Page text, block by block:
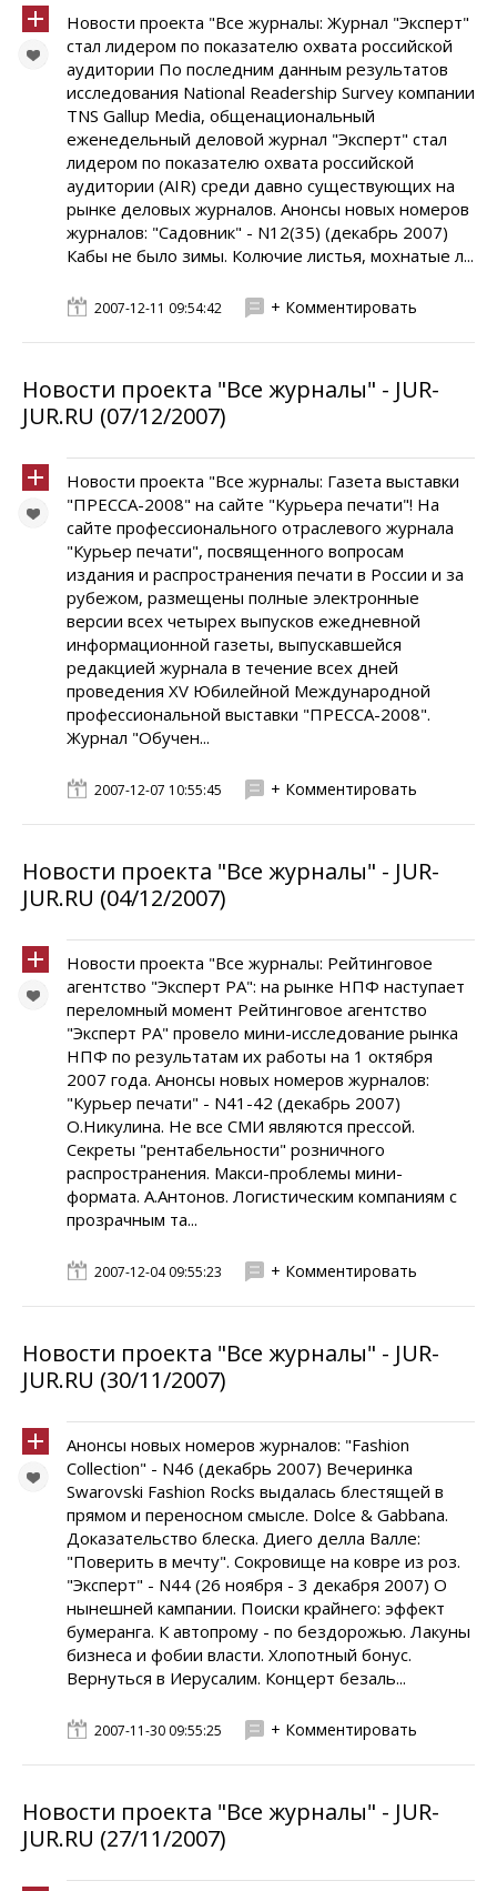
Новости проекта "Все журналы: Журнал "Эксперт"
стал лидером по показателю охвата российской
аудитории По последним данным результатов
исследования National Readership Survey компании
TNS Gallup Media, общенациональный
еженедельный деловой журнал "Эксперт" стал
лидером по показателю охвата российской
аудитории (AIR) среди давно существующих на
рынке деловых журналов. Анонсы новых номеров
журналов: "Садовник" - N12(35) (декабрь 2007)
Кабы не было зимы. Колючие листья, мохнатые л...
2007-12-11 09:54:42 + Комментировать
Новости проекта "Все журналы" - JUR-
JUR.RU (07/12/2007)
Новости проекта "Все журналы: Газета выставки
"ПРЕССА-2008" на сайте "Курьера печати"! На
сайте профессионального отраслевого журнала
"Курьер печати", посвященного вопросам
издания и распространения печати в России и за
рубежом, размещены полные электронные
версии всех четырех выпусков ежедневной
информационной газеты, выпускавшейся
редакцией журнала в течение всех дней
проведения XV Юбилейной Международной
профессиональной выставки "ПРЕССА-2008".
Журнал "Обучен...
2007-12-07 10:55:45 + Комментировать
Новости проекта "Все журналы" - JUR-
JUR.RU (04/12/2007)
Новости проекта "Все журналы: Рейтинговое
агентство "Эксперт РА": на рынке НПФ наступает
переломный момент Рейтинговое агентство
"Эксперт РА" провело мини-исследование рынка
НПФ по результатам их работы на 1 октября
2007 года. Анонсы новых номеров журналов:
"Курьер печати" - N41-42 (декабрь 2007)
О.Никулина. Не все СМИ являются прессой.
Секреты "рентабельности" розничного
распространения. Макси-проблемы мини-
формата. А.Антонов. Логистическим компаниям с
прозрачным та...
2007-12-04 09:55:23 + Комментировать
Новости проекта "Все журналы" - JUR-
JUR.RU (30/11/2007)
Анонсы новых номеров журналов: "Fashion
Collection" - N46 (декабрь 2007) Вечеринка
Swarovski Fashion Rocks выдалась блестящей в
прямом и переносном смысле. Dolce & Gabbana.
Доказательство блеска. Диего делла Валле:
"Поверить в мечту". Сокровище на ковре из роз.
"Эксперт" - N44 (26 ноября - 3 декабря 2007) О
нынешней кампании. Поиски крайнего: эффект
бумеранга. К автопрому - по бездорожью. Лакуны
бизнеса и фобии власти. Хлопотный бонус.
Вернуться в Иерусалим. Концерт безаль...
2007-11-30 09:55:25 + Комментировать
Новости проекта "Все журналы" - JUR-
JUR.RU (27/11/2007)